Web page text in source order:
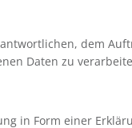
dem
Daten zu
in Form einer